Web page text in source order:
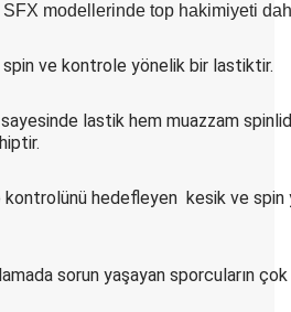
modellerinde top hakimiyeti
spin ve kontrole yönelik bir lastiktir.
lastik hem muazzam
hedefleyen kesik ve spin
sorun yaşayan sporcuların